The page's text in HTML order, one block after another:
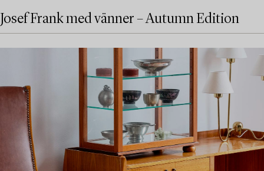
Josef Frank med vänner – Autumn Edition